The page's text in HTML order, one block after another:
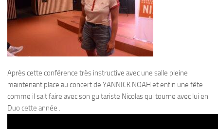
Après cette conférence très instructive avec une salle pleine
maintenant place au concert de YANNICK NOAH et enfin une fête
comme il sait faire avec son guitariste Nicolas qui tourne avec lui en
Duo cette année .